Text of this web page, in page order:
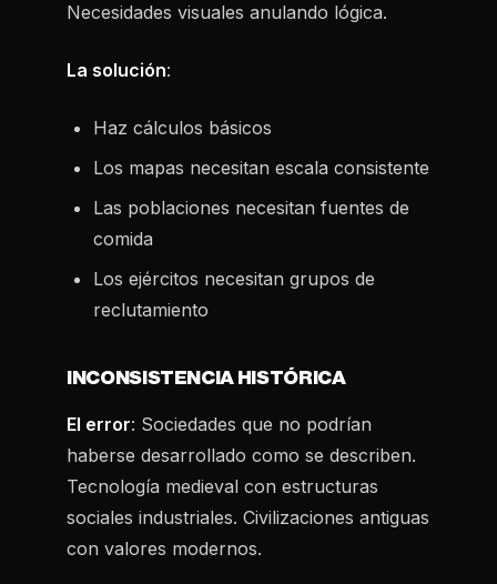
Necesidades visuales anulando lógica.
La solución:
Haz cálculos básicos
Los mapas necesitan escala consistente
Las poblaciones necesitan fuentes de
comida
Los ejércitos necesitan grupos de
reclutamiento
INCONSISTENCIA HISTÓRICA
El error: Sociedades que no podrían
haberse desarrollado como se describen.
Tecnología medieval con estructuras
sociales industriales. Civilizaciones antiguas
con valores modernos.